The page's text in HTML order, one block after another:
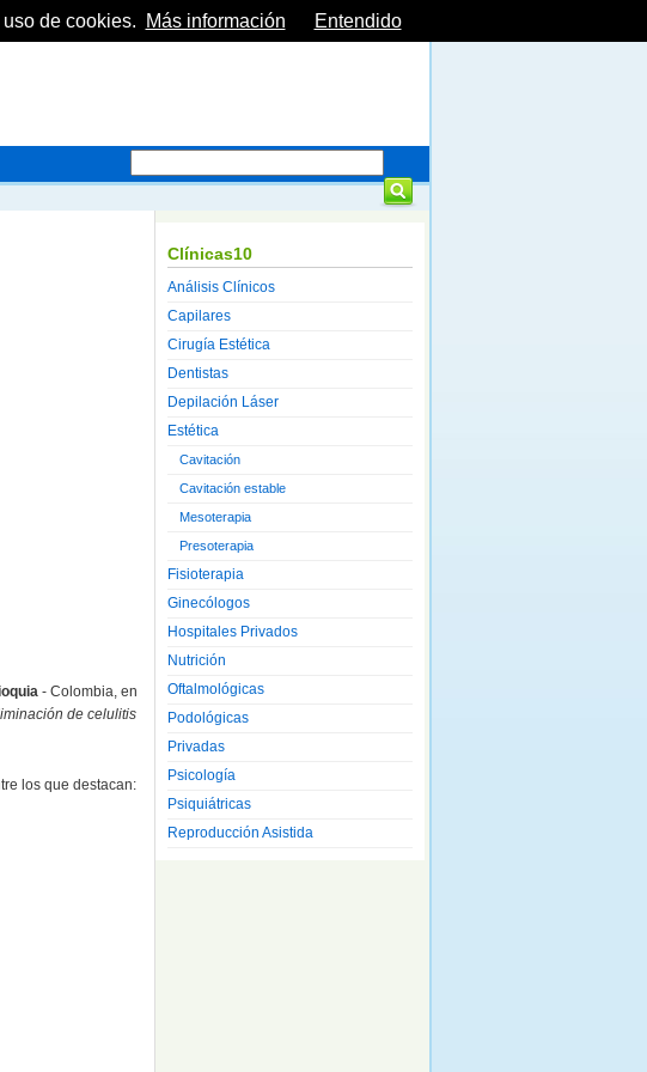
- Colombia, en
de celulitis
los que destacan:
Clínicas10
Análisis Clínicos
Capilares
Cirugía Estética
Dentistas
Depilación Láser
Estética
Cavitación
Cavitación estable
Mesoterapia
Presoterapia
Fisioterapia
Ginecólogos
Hospitales Privados
Nutrición
Oftalmológicas
Podológicas
Privadas
Psicología
Psiquiátricas
Reproducción Asistida
de cookies. Más información Entendido